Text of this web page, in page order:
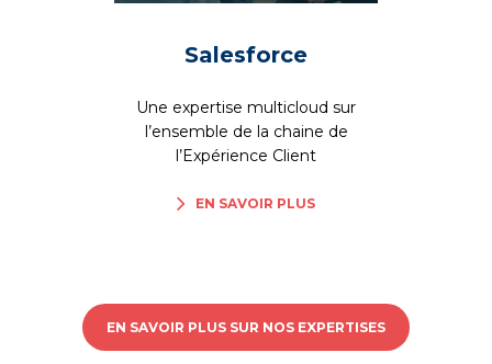
Salesforce
Une expertise multicloud sur
l’ensemble de la chaine ​de
l’Expérience Client​
EN SAVOIR PLUS
EN SAVOIR PLUS SUR NOS EXPERTISES